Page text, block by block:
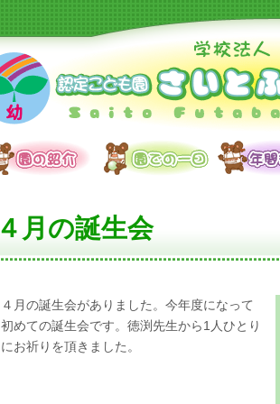
４月の誕生会
４月の誕生会がありました。今年度になって
初めての誕生会です。徳渕先生から1人ひとり
にお祈りを頂きました。